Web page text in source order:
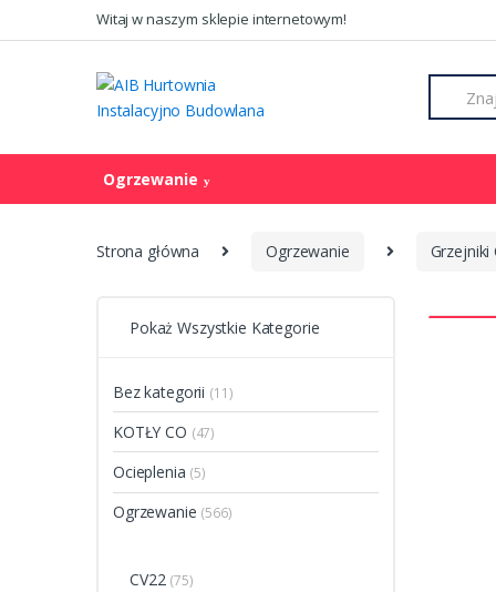
Skip to navigation
Skip to contentWitaj w naszym sklepie internetowym!
S
a
f
r
Ogrzewanie
Strona główna Ogrzewanie Grzejniki
Pokaż Wszystkie Kategorie
Bez kategorii (11)
KOTŁY CO (47)
Ocieplenia (5)
Ogrzewanie (566)
CV22 (75)